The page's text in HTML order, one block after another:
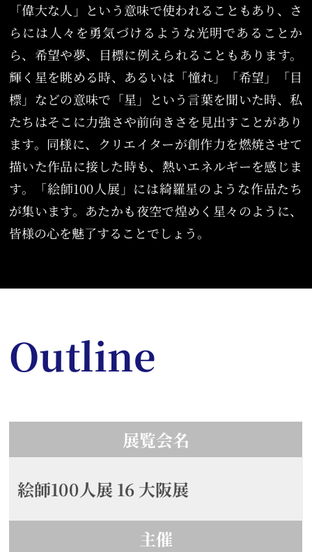
「偉大な人」という意味で使われることもあり、さ
らには人々を勇気づけるような光明であることか
ら、希望や夢、目標に例えられることもあります。
輝く星を眺める時、あるいは「憧れ」「希望」「目
標」などの意味で「星」という言葉を聞いた時、私
たちはそこに力強さや前向きさを見出すことがあり
ます。同様に、クリエイターが創作力を燃焼させて
描いた作品に接した時も、熱いエネルギーを感じま
す。「絵師100人展」には綺羅星のような作品たち
が集います。あたかも夜空で煌めく星々のように、
皆様の心を魅了することでしょう。
Outline
展覧会名
絵師100人展 16 大阪展
主催